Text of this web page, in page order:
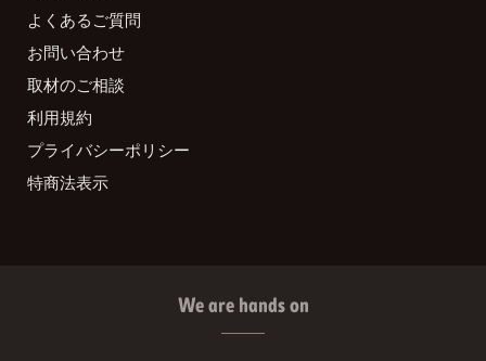
よくあるご質問
お問い合わせ
取材のご相談
利用規約
プライバシーポリシー
特商法表示
We are hands on